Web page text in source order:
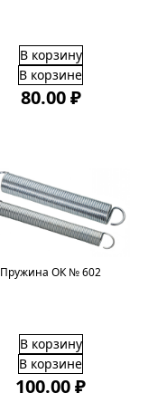
В корзину
В корзине
80.00 ₽
Пружина ОК № 602
В корзину
В корзине
100.00 ₽